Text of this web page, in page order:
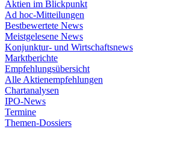
Aktien im Blickpunkt
Ad hoc-Mitteilungen
Bestbewertete News
Meistgelesene News
Konjunktur- und Wirtschaftsnews
Marktberichte
Empfehlungsübersicht
Alle Aktienempfehlungen
Chartanalysen
IPO-News
Termine
Themen-Dossiers